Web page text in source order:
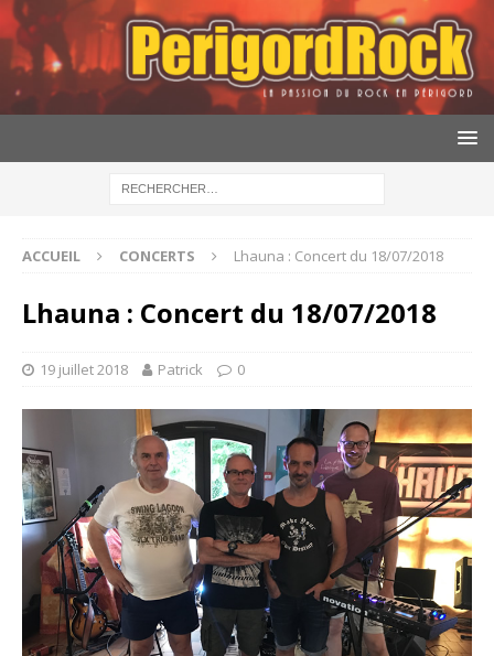
ACCUEIL CONCERTS Lhauna : Concert du 18/07/2018
Lhauna : Concert du 18/07/2018
19 juillet 2018 Patrick 0